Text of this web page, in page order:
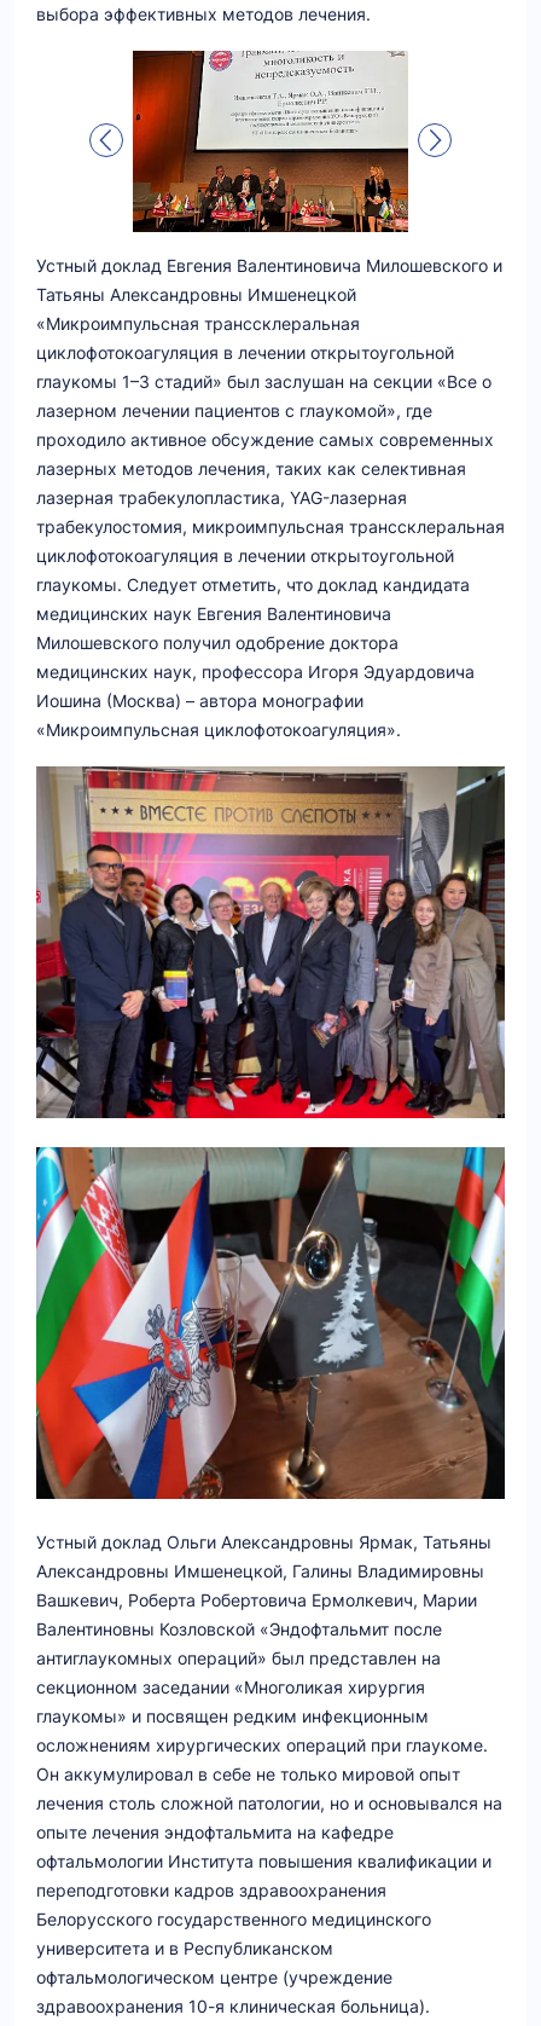
выбора эффективных методов лечения.
Устный доклад Евгения Валентиновича Милошевского и
Татьяны Александровны Имшенецкой
«Микроимпульсная транссклеральная
циклофотокоагуляция в лечении открытоугольной
глаукомы 1–3 стадий» был заслушан на секции «Все о
лазерном лечении пациентов с глаукомой», где
проходило активное обсуждение самых современных
лазерных методов лечения, таких как селективная
лазерная трабекулопластика, YAG-лазерная
трабекулостомия, микроимпульсная транссклеральная
циклофотокоагуляция в лечении открытоугольной
глаукомы. Следует отметить, что доклад кандидата
медицинских наук Евгения Валентиновича
Милошевского получил одобрение доктора
медицинских наук, профессора Игоря Эдуардовича
Иошина (Москва) – автора монографии
«Микроимпульсная циклофотокоагуляция».
Устный доклад Ольги Александровны Ярмак, Татьяны
Александровны Имшенецкой, Галины Владимировны
Вашкевич, Роберта Робертовича Ермолкевич, Марии
Валентиновны Козловской «Эндофтальмит после
антиглаукомных операций» был представлен на
секционном заседании «Многоликая хирургия
глаукомы» и посвящен редким инфекционным
осложнениям хирургических операций при глаукоме.
Он аккумулировал в себе не только мировой опыт
лечения столь сложной патологии, но и основывался на
опыте лечения эндофтальмита на кафедре
офтальмологии Института повышения квалификации и
переподготовки кадров здравоохранения
Белорусского государственного медицинского
университета и в Республиканском
офтальмологическом центре (учреждение
здравоохранения 10-я клиническая больница).